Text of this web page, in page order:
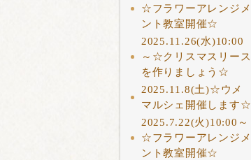
☆フラワーアレンジメ
ント教室開催☆
2025.11.26(水)10:00
～☆クリスマスリース
を作りましょう☆
2025.11.8(土)☆ウメ
マルシェ開催します☆
2025.7.22(火)10:00～
☆フラワーアレンジメ
ント教室開催☆